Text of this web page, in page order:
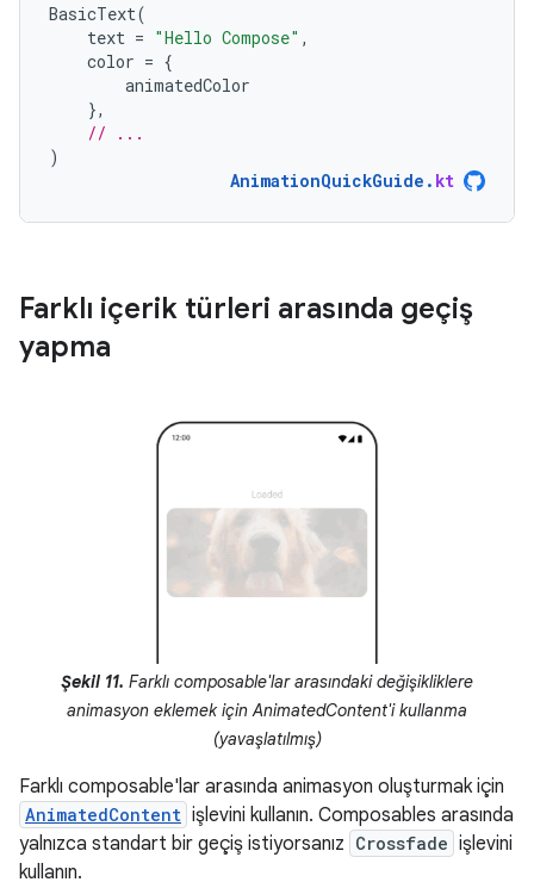
BasicText(
text = "Hello Compose" ,
color = {
animatedColor
},
// ...
)
AnimationQuickGuide . kt
Farklı içerik türleri arasında geçiş
yapma
Şekil 11. Farklı composable'lar arasındaki değişikliklere
animasyon eklemek için AnimatedContent'i kullanma
(yavaşlatılmış)
Farklı composable'lar arasında animasyon oluşturmak için
AnimatedContent işlevini kullanın. Composables arasında
yalnızca standart bir geçiş istiyorsanız Crossfade işlevini
kullanın.